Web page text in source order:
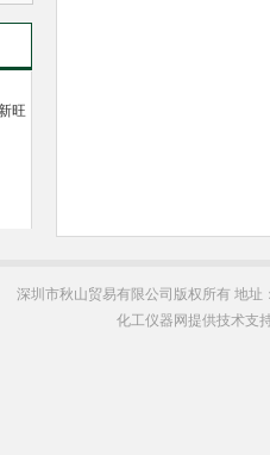
旺
深圳市秋山贸易有限公司版权所有 地址
化工仪器网提供技术支